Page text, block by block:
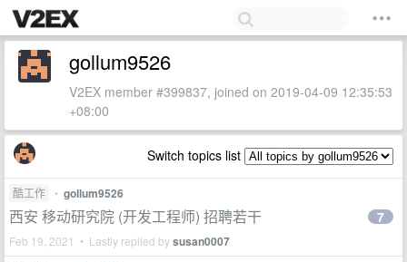
gollum9526
V2EX member #399837, joined on 2019-04-09 12:35:53
+08:00
Switch topics list
酷工作 • gollum9526
西安 移动研究院 (开发工程师) 招聘若干
Feb 19, 2021 • Lastly replied bysusan0007
7